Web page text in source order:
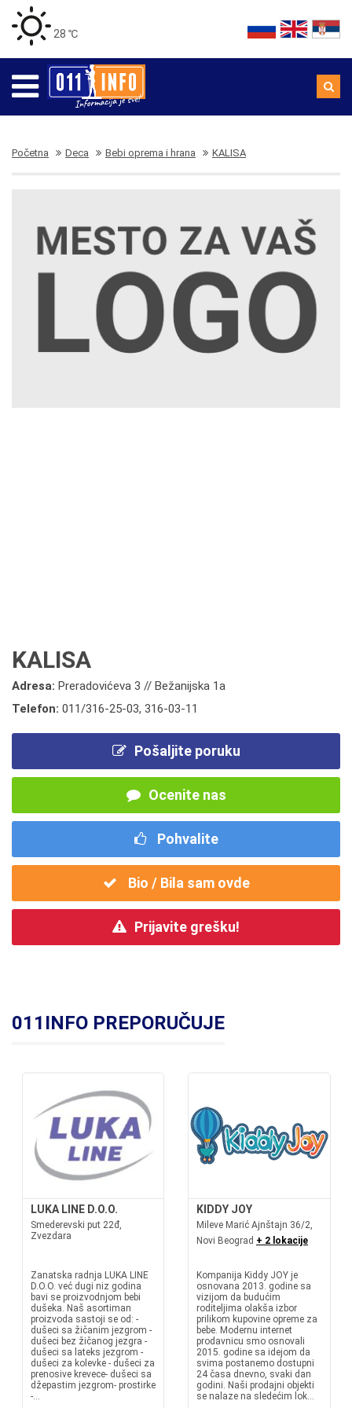
28 ℃
Početna Deca Bebi oprema i hrana KALISA
KALISA
Adresa: Preradovićeva 3 // Bežanijska 1a
Telefon: 011/316-25-03, 316-03-11
Pošaljite poruku
Ocenite nas
Pohvalite
Bio / Bila sam ovde
Prijavite grešku!
011INFO PREPORUČUJE
LUKA LINE D.O.O.
Smederevski put 22đ,
Zvezdara
Zanatska radnja LUKA LINE
D.O.O. već dugi niz godina
bavi se proizvodnjom bebi
dušeka. Naš asortiman
proizvoda sastoji se od: -
dušeci sa žičanim jezgrom -
dušeci bez žičanog jezgra -
dušeci sa lateks jezgrom -
dušeci za kolevke - dušeci za
prenosive krevece- dušeci sa
džepastim jezgrom- prostirke
-...
KIDDY JOY
Mileve Marić Ajnštajn 36/2,
Novi Beograd + 2 lokacije
Kompanija Kiddy JOY je
osnovana 2013. godine sa
vizijom da budućim
roditeljima olakša izbor
prilikom kupovine opreme za
bebe. Modernu internet
prodavnicu smo osnovali
2015. godine sa idejom da
svima postanemo dostupni
24 časa dnevno, svaki dan
godini. Naši prodajni objekti
se nalaze na sledećim lok...